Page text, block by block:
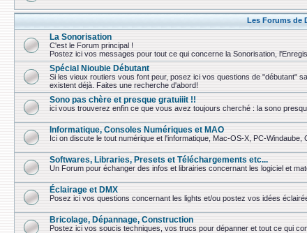
Les Forums de
La Sonorisation
C'est le Forum principal !
Postez ici vos messages pour tout ce qui concerne la Sonorisation,
Spécial Nioubie Débutant
Si les vieux routiers vous font peur, posez ici vos questions de "débutant"
existent déjà. Faites une recherche d'abord!
Sono pas chère et presque gratuiiit !!
ici vous trouverez enfin ce que vous avez toujours cherché : la sono
Informatique, Consoles Numériques et MAO
Ici on discute le tout numérique et l'informatique, Mac-OS-X, PC-Windaube,
Softwares, Libraries, Presets et Téléchargements etc...
Un Forum pour échanger des infos et librairies concernant les logiciel et
Éclairage et DMX
Posez ici vos questions concernant les lights et/ou postez vos idées
Bricolage, Dépannage, Construction
Postez ici vos soucis techniques, vos trucs pour dépanner et tout ce qui